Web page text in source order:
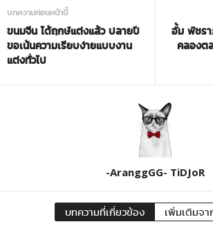
บทความก่อนหน้านี้
ขนมจีน ได้ฤกษ์แต่งแล้ว ปลายปี
ขอเน้นความเรียบง่ายแบบงาน
แต่งทั่วไป
อั้ม พัชร
คลองต
-AranggGG- TiDJoR
บทความที่เกี่ยวข้อง เพิ่มเติมจ